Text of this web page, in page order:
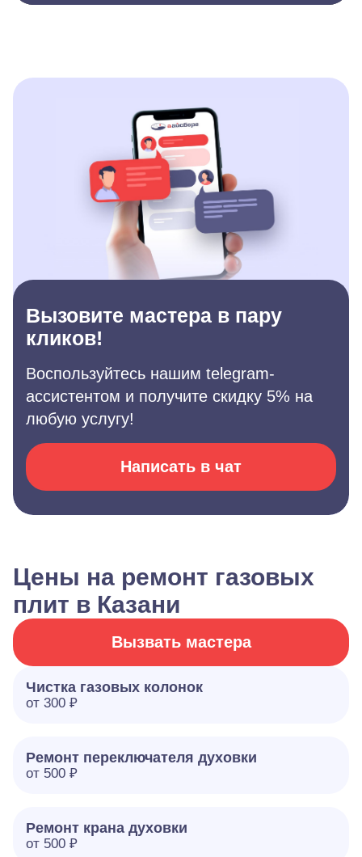
Вызовите мастера в пару
кликов!
Воспользуйтесь нашим telegram-
ассистентом и получите скидку 5% на
любую услугу!
Написать в чат
Цены на ремонт газовых
плит в Казани
Вызвать мастера
Чистка газовых колонок
от 300 ₽
Ремонт переключателя духовки
от 500 ₽
Ремонт крана духовки
от 500 ₽